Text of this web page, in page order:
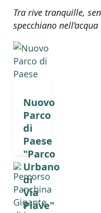
Tra rive tranquille,
specchiano nell’acqua
Nuovo
Parco
di
Paese
"Parco
Urbano
di
Via
Piave"